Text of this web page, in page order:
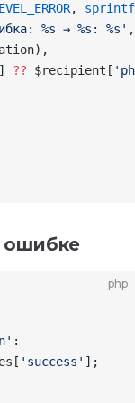
, sprintf
%s → %s: %s'
,
),
] ?? $recipient [
ошибке
php
:
[ 'success' ];